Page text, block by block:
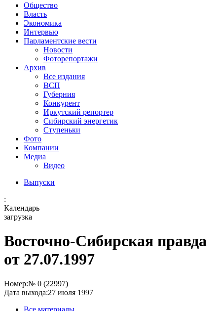
Общество
Власть
Экономика
Интервью
Парламентские вести
Новости
Фоторепортажи
Архив
Все издания
ВСП
Губерния
Конкурент
Иркутский репортер
Сибирский энергетик
Ступеньки
Фото
Компании
Медиа
Видео
Выпуски
:
Календарь
загрузка
Восточно-Сибирская правда
от 27.07.1997
Номер:№ 0 (22997)
Дата выхода:27 июля 1997
Все материалы